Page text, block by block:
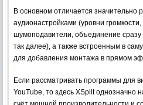
В основном отличается значительно
аудионастройками (уровни
шумоподавители, объединение сразу
так далее), а также встроенным в
для добавления монтажа в прямом
Если рассматривать программы для
YouTube, то здесь XSplit однозначно